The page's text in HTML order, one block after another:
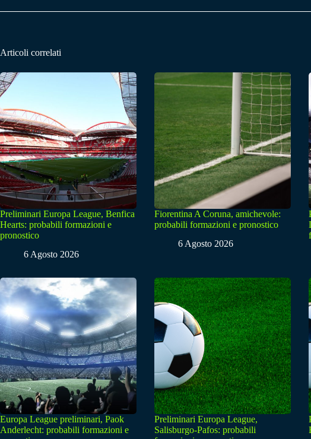
Articoli correlati
Preliminari Europa League, Benfica
Hearts: probabili formazioni e
pronostico
6 Agosto 2026
Fiorentina A Coruna, amichevole:
probabili formazioni e pronostico
6 Agosto 2026
Europa League preliminari, Paok
Anderlecht: probabili formazioni e
Preliminari Europa League,
Salisburgo-Pafos: probabili